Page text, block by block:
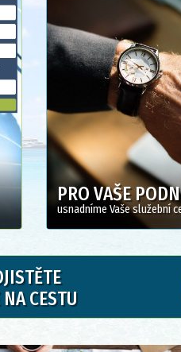
PRO VAŠE
usnadníme Vaše služební
NA CESTU